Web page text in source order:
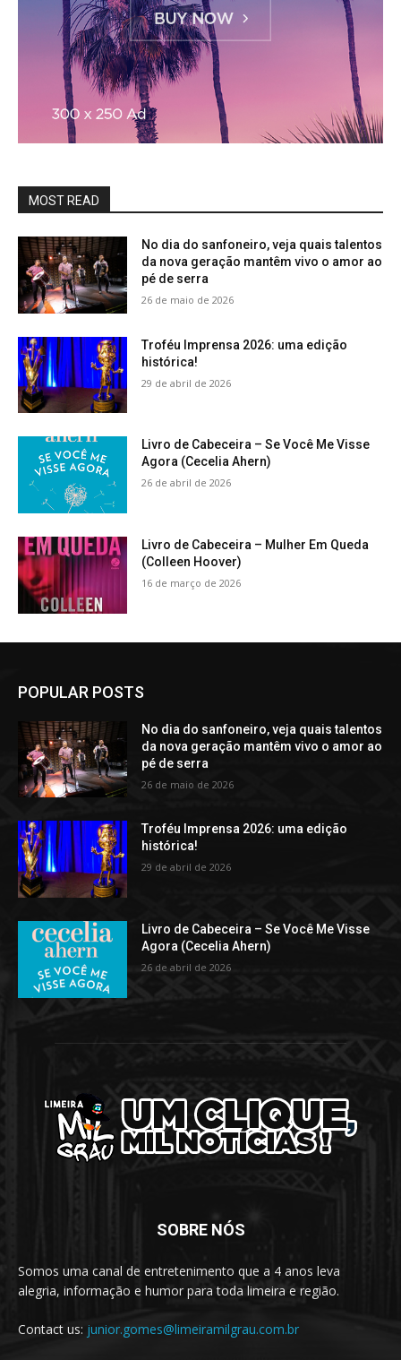
MOST READ
No dia do sanfoneiro, veja quais talentos
da nova geração mantêm vivo o amor ao
pé de serra
26 de maio de 2026
Troféu Imprensa 2026: uma edição
histórica!
29 de abril de 2026
Livro de Cabeceira – Se Você Me Visse
Agora (Cecelia Ahern)
26 de abril de 2026
Livro de Cabeceira – Mulher Em Queda
(Colleen Hoover)
16 de março de 2026
POPULAR POSTS
No dia do sanfoneiro, veja quais talentos
da nova geração mantêm vivo o amor ao
pé de serra
26 de maio de 2026
Troféu Imprensa 2026: uma edição
histórica!
29 de abril de 2026
Livro de Cabeceira – Se Você Me Visse
Agora (Cecelia Ahern)
26 de abril de 2026
SOBRE NÓS
Somos uma canal de entretenimento que a 4 anos leva
alegria, informação e humor para toda limeira e região.
Contact us: junior.gomes@limeiramilgrau.com.br